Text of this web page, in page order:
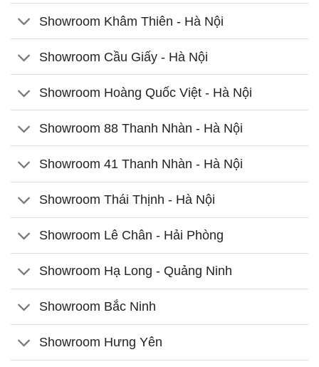
Showroom Khâm Thiên - Hà Nội
Showroom Cầu Giấy - Hà Nội
Showroom Hoàng Quốc Việt - Hà Nội
Showroom 88 Thanh Nhàn - Hà Nội
Showroom 41 Thanh Nhàn - Hà Nội
Showroom Thái Thịnh - Hà Nội
Showroom Lê Chân - Hải Phòng
Showroom Hạ Long - Quảng Ninh
Showroom Bắc Ninh
Showroom Hưng Yên